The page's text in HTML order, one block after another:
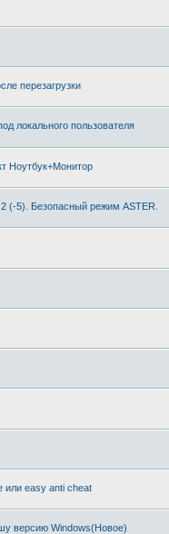
перезагрузки
локального пользователя
Ноутбук+Монитор
(-5). Безопасный режим ASTER.
или easy anti cheat
версию Windows(Новое)